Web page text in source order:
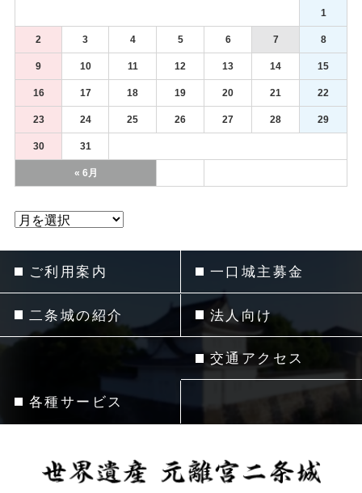
« 6月
1
2 3 4 5 6 7 8
9 10 11 12 13 14 15
16 17 18 19 20 21 22
23 24 25 26 27 28 29
30 31
ご利用案内
二条城の紹介
各種サービス
一口城主募金
法人向け
交通アクセス